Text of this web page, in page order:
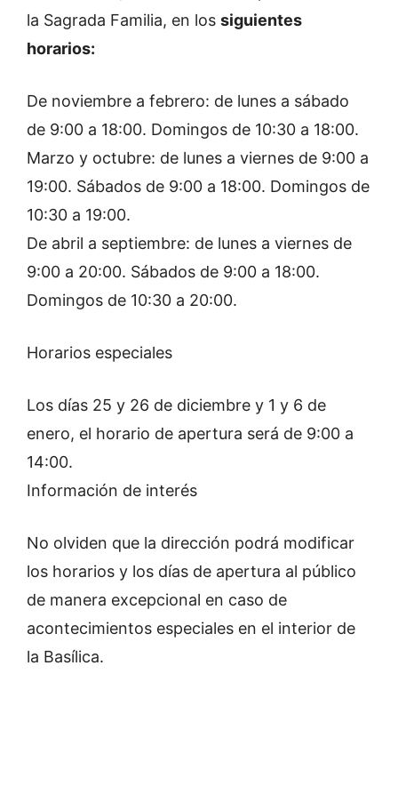
la Sagrada Familia, en los siguientes
horarios:
De noviembre a febrero: de lunes a sábado
de 9:00 a 18:00. Domingos de 10:30 a 18:00.
Marzo y octubre: de lunes a viernes de 9:00 a
19:00. Sábados de 9:00 a 18:00. Domingos de
10:30 a 19:00.
De abril a septiembre: de lunes a viernes de
9:00 a 20:00. Sábados de 9:00 a 18:00.
Domingos de 10:30 a 20:00.
Horarios especiales
Los días 25 y 26 de diciembre y 1 y 6 de
enero, el horario de apertura será de 9:00 a
14:00.
Información de interés
No olviden que la dirección podrá modificar
los horarios y los días de apertura al público
de manera excepcional en caso de
acontecimientos especiales en el interior de
la Basílica.